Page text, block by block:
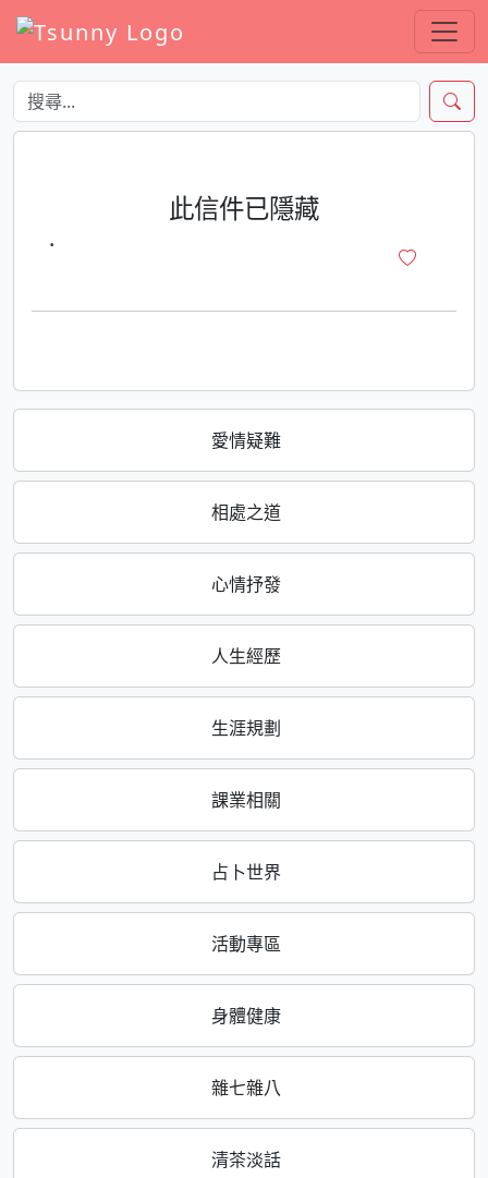
愛情疑難
相處之道
心情抒發
人生經歷
生涯規劃
課業相關
占卜世界
活動專區
身體健康
雜七雜八
清茶淡話
此信件已隱藏
·